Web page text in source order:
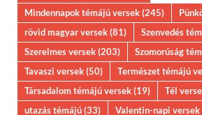
Mindennapok témájú versek(245)
rövid magyar versek(81) Szenvedés
Szerelmes versek(203) Szomorúság
Tavaszi versek(50) Természet témájú
Társadalom témájú versek(19) Tél
utazás témájú(33) Valentin-napi versek